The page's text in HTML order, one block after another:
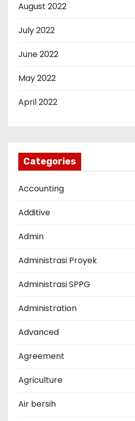
August 2022
July 2022
June 2022
May 2022
April 2022
Categories
Accounting
Additive
Admin
Administrasi Proyek
Administrasi SPPG
Administration
Advanced
Agreement
Agriculture
Air bersih